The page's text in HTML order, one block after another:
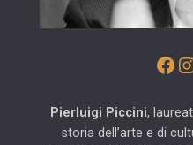
Pierluigi Piccini,
storia dell’arte e di